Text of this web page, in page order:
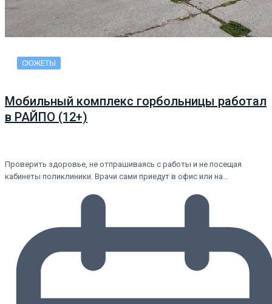
СЮЖЕТЫ
Мобильный комплекс горбольницы работал
в РАЙПО (12+)
Проверить здоровье, не отпрашиваясь с работы и не посещая
кабинеты поликлиники. Врачи сами приедут в офис или на…